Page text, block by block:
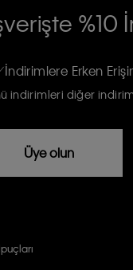
%10
İndirimlere Erken
indirimleri diğer
Üye olun